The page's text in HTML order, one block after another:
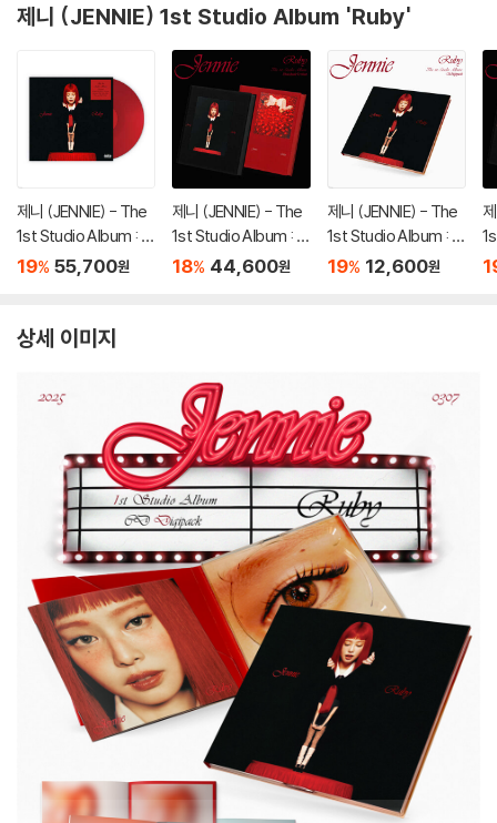
제니 (JENNIE) 1st Studio Album 'Ruby'
제니 (JENNIE) - The
1st Studio Album : R
uby (Unsigned) [레
19% 55,700원
제니 (JENNIE) - The
1st Studio Album : R
uby [2종 SET]
18% 44,600원
제니 (JENNIE) - The
1st Studio Album : R
uby [CD Digipack]
19% 12,600원
상세 이미지